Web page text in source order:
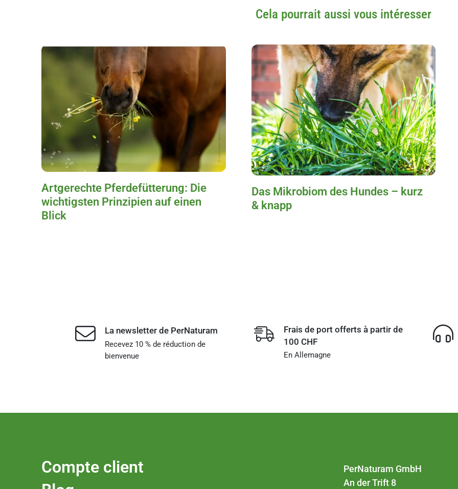
Cela pourrait aussi vous intéresser
Artgerechte Pferdefütterung: Die
wichtigsten Prinzipien auf einen
Blick
Das Mikrobiom des Hundes – kurz
& knapp
La newsletter de PerNaturam
Recevez 10 % de réduction de
bienvenue
Frais de port offerts à partir de
100 CHF
En Allemagne
Compte client
PerNaturam GmbH
An der Trift 8